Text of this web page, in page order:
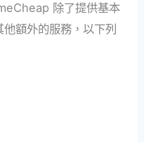
除了提供基本
額外的服務，以下列